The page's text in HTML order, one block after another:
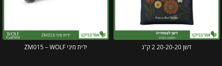
דשן 20-20-20 2 ק"ג ידית מיני ZM015 – WOLF